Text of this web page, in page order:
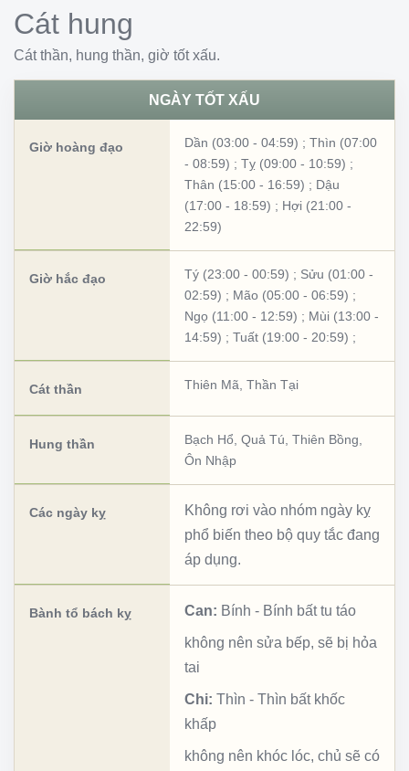
Cát hung
Cát thần, hung thần, giờ tốt xấu.
NGÀY TỐT XẤU
Giờ hoàng đạo Dần (03:00 - 04:59) ; Thìn (07:00
- 08:59) ; Tỵ (09:00 - 10:59) ;
Thân (15:00 - 16:59) ; Dậu
(17:00 - 18:59) ; Hợi (21:00 -
22:59)
Giờ hắc đạo Tý (23:00 - 00:59) ; Sửu (01:00 -
02:59) ; Mão (05:00 - 06:59) ;
Ngọ (11:00 - 12:59) ; Mùi (13:00 -
14:59) ; Tuất (19:00 - 20:59) ;
Cát thần Thiên Mã Thần Tại
Hung thần Bạch Hổ Quả Tú Thiên Bồng
Ôn Nhập
Các ngày kỵ
Không rơi vào nhóm ngày kỵ
phổ biến theo bộ quy tắc đang
áp dụng.
Bành tổ bách kỵ Can: Bính - Bính bất tu táo
không nên sửa bếp, sẽ bị hỏa
tai
Chi: Thìn - Thìn bất khốc
khấp
không nên khóc lóc, chủ sẽ có